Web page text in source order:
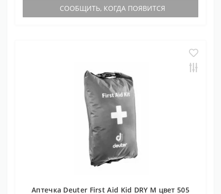
СООБЩИТЬ, КОГДА ПОЯВИТСЯ
Аптечка Deuter First Aid Kid DRY M цвет 505